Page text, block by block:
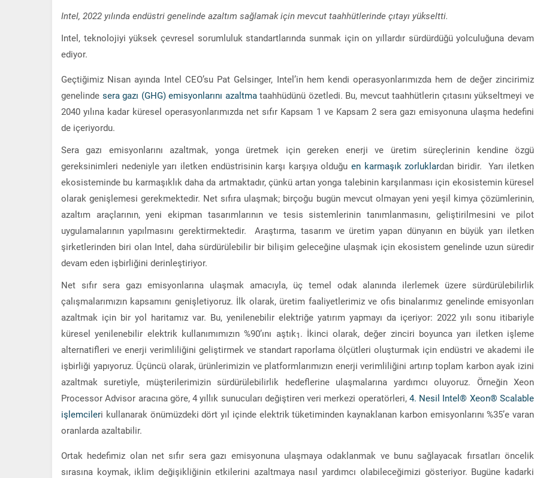
Intel, 2022 yılında endüstri genelinde azaltım sağlamak için mevcut taahhütlerinde çıtayı yükseltti.
Intel, teknolojiyi yüksek çevresel sorumluluk standartlarında sunmak için on yıllardır sürdürdüğü yolculuğuna devam
ediyor.
Geçtiğimiz Nisan ayında Intel CEO’su Pat Gelsinger, Intel’in hem kendi operasyonlarımızda hem de değer zincirimiz
genelinde sera gazı (GHG) emisyonlarını azaltma taahhüdünü özetledi. Bu, mevcut taahhütlerin çıtasını yükseltmeyi ve
2040 yılına kadar küresel operasyonlarımızda net sıfır Kapsam 1 ve Kapsam 2 sera gazı emisyonuna ulaşma hedefini
de içeriyordu.
Sera gazı emisyonlarını azaltmak, yonga üretmek için gereken enerji ve üretim süreçlerinin kendine özgü
gereksinimleri nedeniyle yarı iletken endüstrisinin karşı karşıya olduğuen karmaşık zorluklardan biridir. Yarı iletken
ekosisteminde bu karmaşıklık daha da artmaktadır, çünkü artan yonga talebinin karşılanması için ekosistemin küresel
olarak genişlemesi gerekmektedir. Net sıfıra ulaşmak; birçoğu bugün mevcut olmayan yeni yeşil kimya çözümlerinin,
azaltım araçlarının, yeni ekipman tasarımlarının ve tesis sistemlerinin tanımlanmasını, geliştirilmesini ve pilot
uygulamalarının yapılmasını gerektirmektedir. Araştırma, tasarım ve üretim yapan dünyanın en büyük yarı iletken
şirketlerinden biri olan Intel, daha sürdürülebilir bir bilişim geleceğine ulaşmak için ekosistem genelinde uzun süredir
devam eden işbirliğini derinleştiriyor.
Net sıfır sera gazı emisyonlarına ulaşmak amacıyla, üç temel odak alanında ilerlemek üzere sürdürülebilirlik
çalışmalarımızın kapsamını genişletiyoruz. İlk olarak, üretim faaliyetlerimiz ve ofis binalarımız genelinde emisyonları
azaltmak için bir yol haritamız var. Bu, yenilenebilir elektriğe yatırım yapmayı da içeriyor: 2022 yılı sonu itibariyle
küresel yenilenebilir elektrik kullanımımızın %90’ını aştık1. İkinci olarak, değer zinciri boyunca yarı iletken işleme
alternatifleri ve enerji verimliliğini geliştirmek ve standart raporlama ölçütleri oluşturmak için endüstri ve akademi ile
işbirliği yapıyoruz. Üçüncü olarak, ürünlerimizin ve platformlarımızın enerji verimliliğini artırıp toplam karbon ayak izini
azaltmak suretiyle, müşterilerimizin sürdürülebilirlik hedeflerine ulaşmalarına yardımcı oluyoruz. Örneğin Xeon
Processor Advisor aracına göre, 4 yıllık sunucuları değiştiren veri merkezi operatörleri, 4. Nesil Intel® Xeon® Scalable
işlemcileri kullanarak önümüzdeki dört yıl içinde elektrik tüketiminden kaynaklanan karbon emisyonlarını %35’e varan
oranlarda azaltabilir.
Ortak hedefimiz olan net sıfır sera gazı emisyonuna ulaşmaya odaklanmak ve bunu sağlayacak fırsatları öncelik
sırasına koymak, iklim değişikliğinin etkilerini azaltmaya nasıl yardımcı olabileceğimizi gösteriyor. Bugüne kadarki